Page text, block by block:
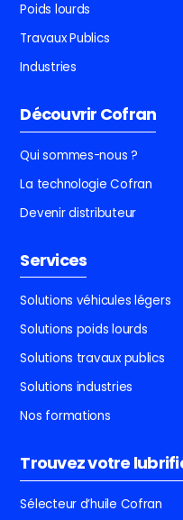
Poids lourds
Travaux Publics
Industries
Découvrir Cofran
Qui sommes-nous ?
La technologie Cofran
Devenir distributeur
Services
Solutions véhicules légers
Solutions poids lourds
Solutions travaux publics
Solutions industries
Nos formations
Trouvez votre
Sélecteur d’huile Cofran